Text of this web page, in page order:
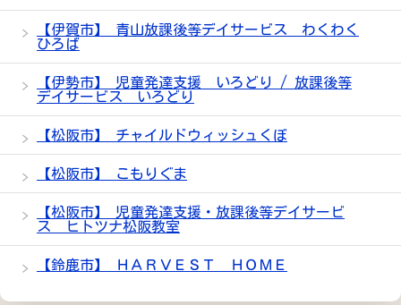
【伊賀市】 青山放課後等デイサービス わくわく
ひろば
【伊勢市】 児童発達支援 いろどり / 放課後等
デイサービス いろどり
【松阪市】 チャイルドウィッシュくぼ
【松阪市】 こもりぐま
【松阪市】 児童発達支援・放課後等デイサービ
ス ヒトツナ松阪教室
【鈴鹿市】 ＨＡＲＶＥＳＴ ＨＯＭＥ